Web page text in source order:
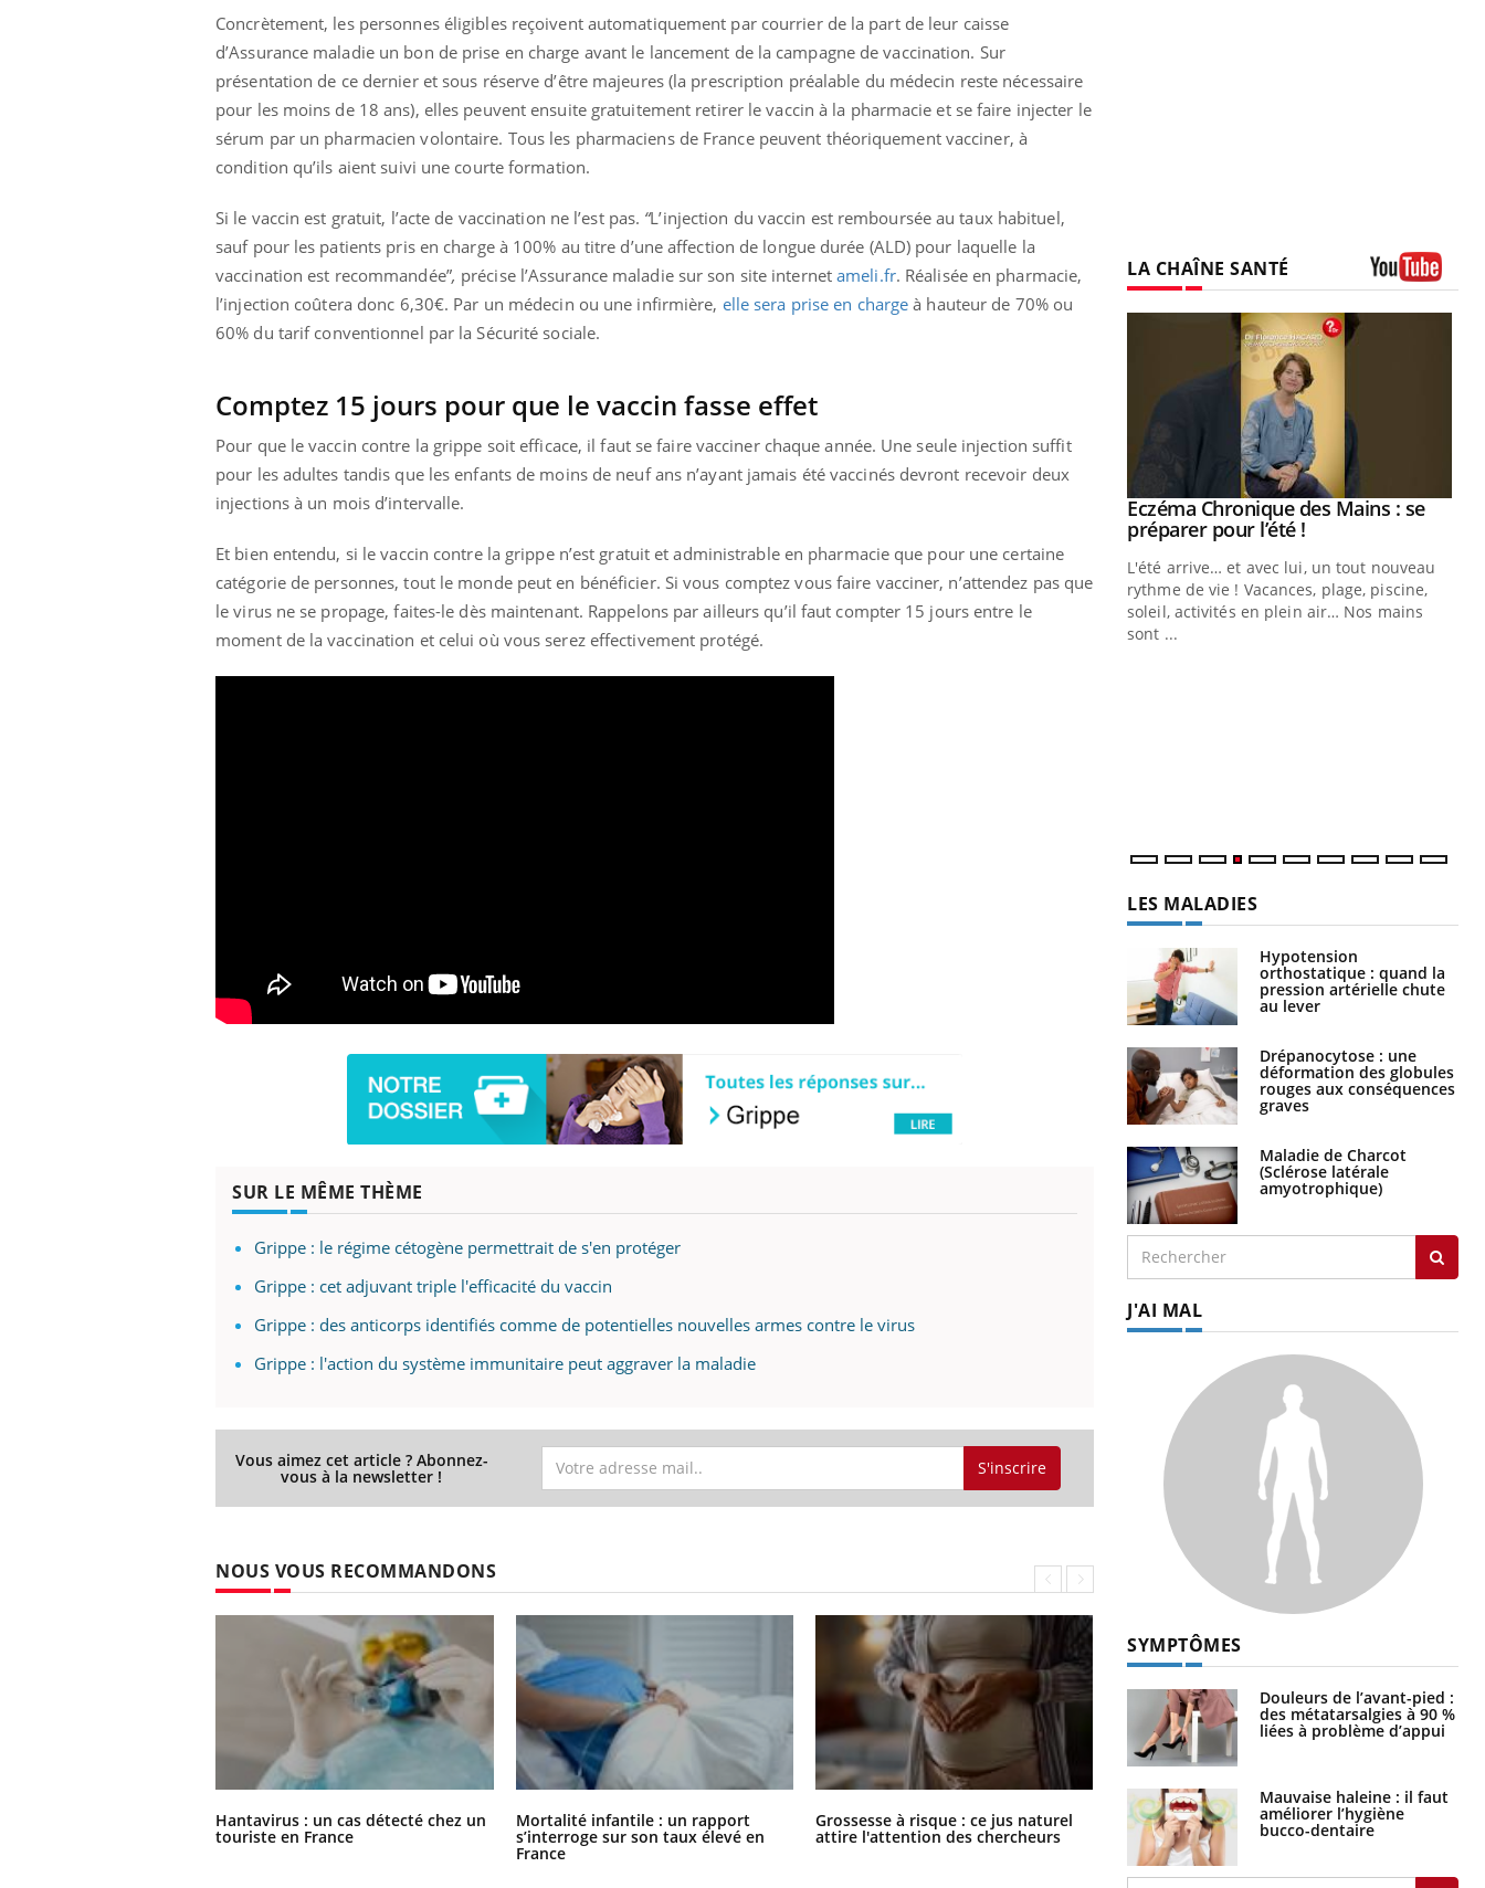
Concrètement, les personnes éligibles reçoivent automatiquement par courrier de la part de leur caisse
d’Assurance maladie un bon de prise en charge avant le lancement de la campagne de vaccination. Sur
présentation de ce dernier et sous réserve d’être majeures (la prescription préalable du médecin reste nécessaire
pour les moins de 18 ans), elles peuvent ensuite gratuitement retirer le vaccin à la pharmacie et se faire injecter le
sérum par un pharmacien volontaire. Tous les pharmaciens de France peuvent théoriquement vacciner, à
condition qu’ils aient suivi une courte formation.
Si le vaccin est gratuit, l’acte de vaccination ne l’est pas. “L’injection du vaccin est remboursée au taux habituel,
sauf pour les patients pris en charge à 100% au titre d’une affection de longue durée (ALD) pour laquelle la
vaccination est recommandée”, précise l’Assurance maladie sur son site internetameli.fr. Réalisée en pharmacie,
l’injection coûtera donc 6,30€. Par un médecin ou une infirmière, elle sera prise en charge à hauteur de 70% ou
60% du tarif conventionnel par la Sécurité sociale.
Comptez 15 jours pour que le vaccin fasse effet
Pour que le vaccin contre la grippe soit efficace, il faut se faire vacciner chaque année. Une seule injection suffit
pour les adultes tandis que les enfants de moins de neuf ans n’ayant jamais été vaccinés devront recevoir deux
injections à un mois d’intervalle.
Et bien entendu, si le vaccin contre la grippe n’est gratuit et administrable en pharmacie que pour une certaine
catégorie de personnes, tout le monde peut en bénéficier. Si vous comptez vous faire vacciner, n’attendez pas que
le virus ne se propage, faites-le dès maintenant. Rappelons par ailleurs qu’il faut compter 15 jours entre le
moment de la vaccination et celui où vous serez effectivement protégé.
SUR LE MÊME THÈME
Grippe : le régime cétogène permettrait de s'en protéger
Grippe : cet adjuvant triple l'efficacité du vaccin
Grippe : des anticorps identifiés comme de potentielles nouvelles armes contre le virus
Grippe : l'action du système immunitaire peut aggraver la maladie
Vous aimez cet article ? Abonnez-
vous à la newsletter ! S'inscrire
NOUS VOUS RECOMMANDONS
Hantavirus : un cas détecté chez un
touriste en France
Mortalité infantile : un rapport
s’interroge sur son taux élevé en
France
Grossesse à risque : ce jus naturel
attire l'attention des chercheurs
Comment oublier les écrans en
vacances ?
LA CHAÎNE SANTÉ
Eczéma Chronique des Mains :
Il y a des sujets qui sont faciles à aborder...
d'autres non ! D'un côté, poser des
questions sur la maladie d'un proche c'est
Fatigue, irritabilité, brouillard mental ou
même alopécie… Les symptômes de la
carence en fer sont multiples ce qui la rend
En 2026, l'insuline dans le diabète de type 2
reste entourée d'idées reçues chez les
patients comme parfois chez les soignants.
Youtube
Eczéma Chronique des Mains : se
préparer pour l’été !Youtube
L'été arrive… et avec lui, un tout nouveau
rythme de vie ! Vacances, plage, piscine,
soleil, activités en plein air… Nos mains
sont ...
LES MALADIES
Hypotension
orthostatique : quand la
pression artérielle chute
au lever
Drépanocytose : une
déformation des globules
rouges aux conséquences
graves
Maladie de Charcot
(Sclérose latérale
amyotrophique)
J'AI MAL
SYMPTÔMES
Douleurs de l’avant-pied :
des métatarsalgies à 90 %
liées à problème d’appui
Mauvaise haleine : il faut
améliorer l’hygiène
bucco-dentaire